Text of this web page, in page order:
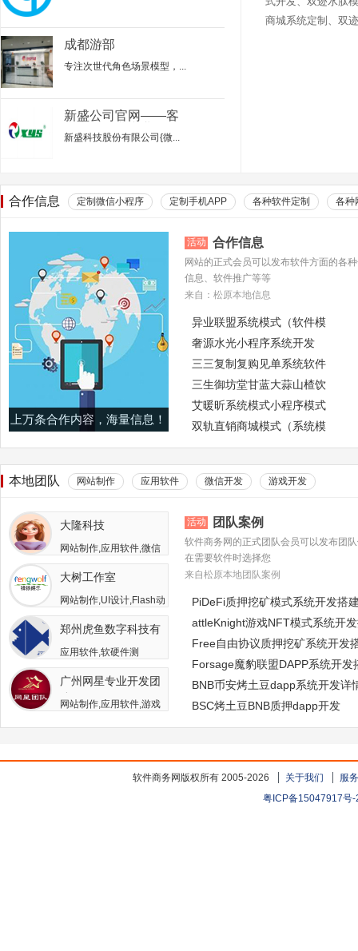
成都游部
专注次世代角色场景模型，...
新盛公司官网——客
务平台
新盛科技股份有限公司{微...
商城系统定制、双
合作信息 定制微信小程序 定制手机APP 各种软件定制 各种
上万条合作内容，海量信息！
活动 合作信息
网站的正式会员可以发布软件方面的各
信息、软件推广等等
来自：松原本地信息
异业联盟系统模式（软件模
奢源水光小程序系统开发
三三复制复购见单系统软件
三生御坊堂甘蓝大蒜山楂饮
艾暖昕系统模式小程序模式
双轨直销商城模式（系统模
本地团队 网站制作 应用软件 微信开发 游戏开发
大隆科技
网站制作,应用软件,微信
开发,游戏开发,APP开发,
软件二次开发
大树工作室
网站制作,UI设计,Flash动
画,游戏开发,APP开发,广
告包装设计
郑州虎鱼数字科技有
限公司
应用软件,软硬件测
试,APP开发,人员外包,其
他开发与服务
广州网星专业开发团
队
网站制作,应用软件,游戏
活动 团队案例
软件商务网的正式团队会员可以发布团
在需要软件时选择您
来自松原本地团队案例
PiDeFi质押挖矿模式系统开发搭
attleKnight游戏NFT模式系统开
Free自由协议质押挖矿系统开发
Forsage魔豹联盟DAPP系统开发
BNB币安烤土豆dapp系统开发详
BSC烤土豆BNB质押dapp开发
软件商务网版权所有 2005-2026 关于我们
服
粤ICP备15047917号-